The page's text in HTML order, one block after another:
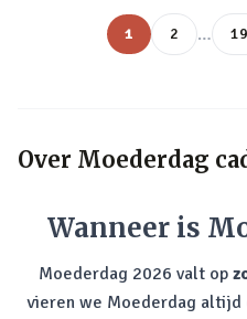
1 2 … 19
Over Moederdag
Wanneer is
Moederdag 2026 valt op
vieren we Moederdag altijd